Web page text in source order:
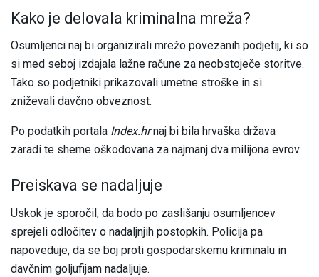
Kako je delovala kriminalna mreža?
Osumljenci naj bi organizirali mrežo povezanih podjetij, ki so
si med seboj izdajala lažne račune za neobstoječe storitve.
Tako so podjetniki prikazovali umetne stroške in si
zniževali davčno obveznost.
Po podatkih portala Index.hrnaj bi bila hrvaška država
zaradi te sheme oškodovana za najmanj dva milijona evrov.
Preiskava se nadaljuje
Uskok je sporočil, da bodo po zaslišanju osumljencev
sprejeli odločitev o nadaljnjih postopkih. Policija pa
napoveduje, da se boj proti gospodarskemu kriminalu in
davčnim goljufijam nadaljuje.